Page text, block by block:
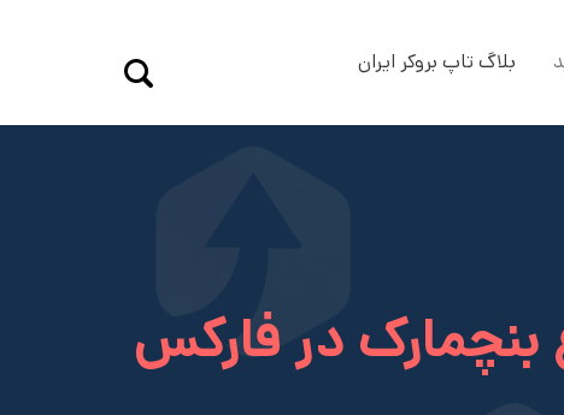
بلاگ تاپ بروکر ایران
بنچمارک در فارکس